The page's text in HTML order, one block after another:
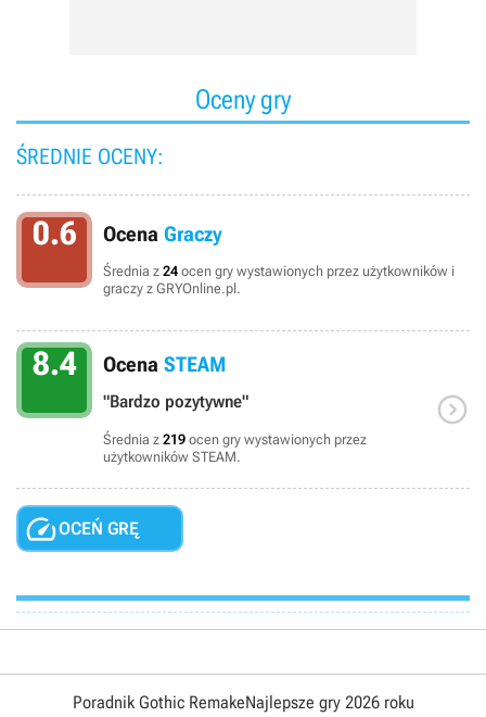
Oceny gry
ŚREDNIE OCENY:
0.6 Ocena Graczy
Średnia z 24 ocen gry wystawionych przez użytkowników i
graczy z GRYOnline.pl.
8.4 Ocena STEAM
"Bardzo pozytywne"
Średnia z 219 ocen gry wystawionych przez
użytkowników STEAM.

OCEŃ GRĘ
Poradnik Gothic RemakeNajlepsze gry 2026 roku